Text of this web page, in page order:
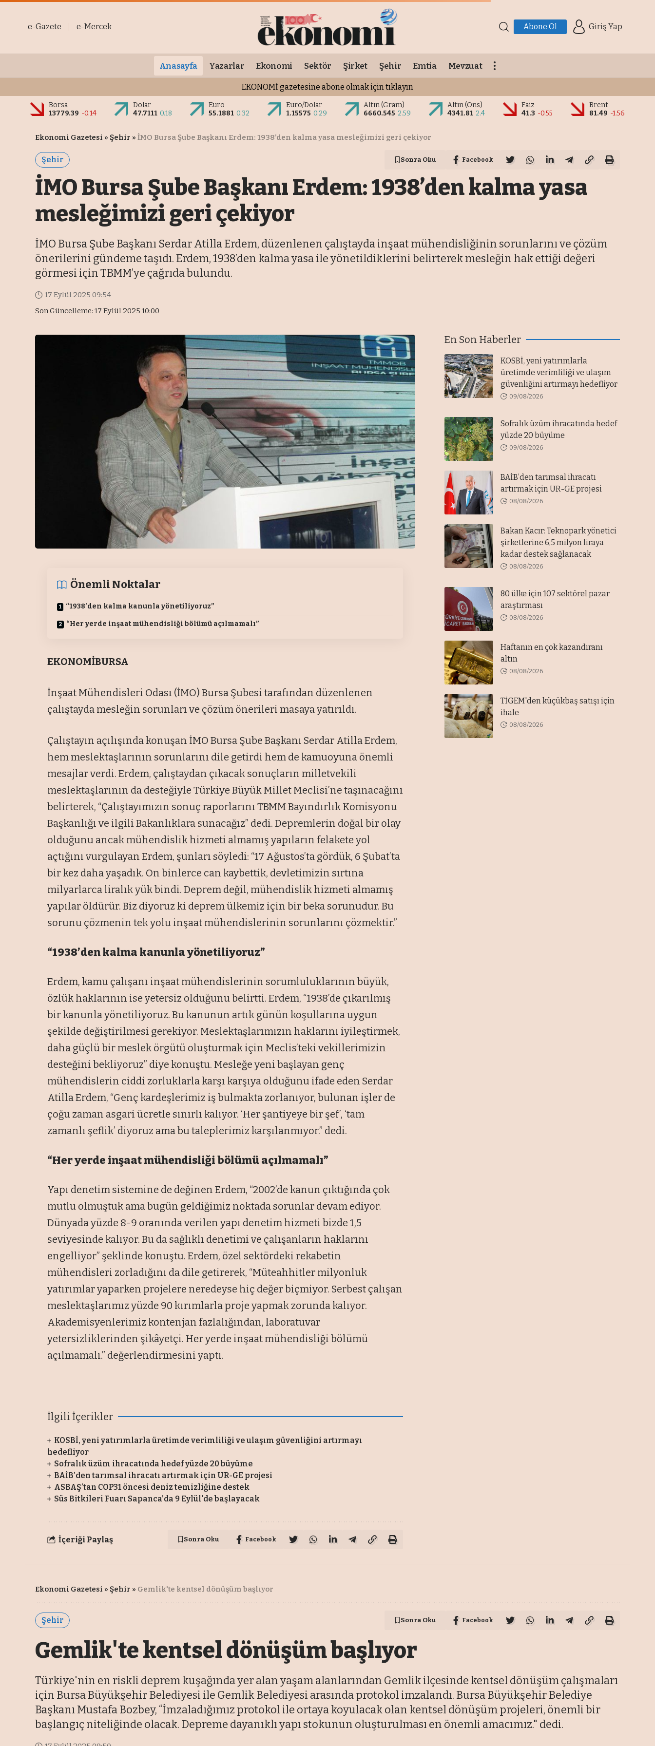
e-Gazete e-Mercek Abone Ol Giriş Yap
Anasayfa Yazarlar Ekonomi Sektör Şirket Şehir Emtia Mevzuat
EKONOMİ gazetesine abone olmak için tıklayın
Borsa
13779.39 -0.14
Dolar
47.7111 0.18
Euro
55.1881 0.32
Euro/Dolar
1.15575 0.29
Altın (Gram)
6660.545 2.59
Altın (Ons)
4341.81 2.4
Faiz
41.3 -0.55
Brent
81.49 -1.56
Ekonomi Gazetesi » Şehir » İMO Bursa Şube Başkanı Erdem: 1938’den kalma yasa mesleğimizi geri çekiyor
Şehir Sonra Oku Facebook
İMO Bursa Şube Başkanı Erdem: 1938’den kalma yasa
mesleğimizi geri çekiyor
İMO Bursa Şube Başkanı Serdar Atilla Erdem, düzenlenen çalıştayda inşaat mühendisliğinin sorunlarını ve çözüm
önerilerini gündeme taşıdı. Erdem, 1938’den kalma yasa ile yönetildiklerini belirterek mesleğin hak ettiği değeri
görmesi için TBMM’ye çağrıda bulundu.
Son Güncelleme: 17 Eylül 2025 10:00
17 Eylül 2025 09:54
Önemli Noktalar
“1938’den kalma kanunla yönetiliyoruz”
“Her yerde inşaat mühendisliği bölümü açılmamalı”
EKONOMİBURSA
İnşaat Mühendisleri Odası (İMO) Bursa Şubesi tarafından düzenlenen
çalıştayda mesleğin sorunları ve çözüm önerileri masaya yatırıldı.
Çalıştayın açılışında konuşan İMO Bursa Şube Başkanı Serdar Atilla Erdem,
hem meslektaşlarının sorunlarını dile getirdi hem de kamuoyuna önemli
mesajlar verdi. Erdem, çalıştaydan çıkacak sonuçların milletvekili
meslektaşlarının da desteğiyle Türkiye Büyük Millet Meclisi’ne taşınacağını
belirterek, “Çalıştayımızın sonuç raporlarını TBMM Bayındırlık Komisyonu
Başkanlığı ve ilgili Bakanlıklara sunacağız” dedi. Depremlerin doğal bir olay
olduğunu ancak mühendislik hizmeti almamış yapıların felakete yol
açtığını vurgulayan Erdem, şunları söyledi: “17 Ağustos’ta gördük, 6 Şubat’ta
bir kez daha yaşadık. On binlerce can kaybettik, devletimizin sırtına
milyarlarca liralık yük bindi. Deprem değil, mühendislik hizmeti almamış
yapılar öldürür. Biz diyoruz ki deprem ülkemiz için bir beka sorunudur. Bu
sorunu çözmenin tek yolu inşaat mühendislerinin sorunlarını çözmektir.”
“1938’den kalma kanunla yönetiliyoruz”
Erdem, kamu çalışanı inşaat mühendislerinin sorumluluklarının büyük,
özlük haklarının ise yetersiz olduğunu belirtti. Erdem, “1938’de çıkarılmış
bir kanunla yönetiliyoruz. Bu kanunun artık günün koşullarına uygun
şekilde değiştirilmesi gerekiyor. Meslektaşlarımızın haklarını iyileştirmek,
daha güçlü bir meslek örgütü oluşturmak için Meclis’teki vekillerimizin
desteğini bekliyoruz” diye konuştu. Mesleğe yeni başlayan genç
mühendislerin ciddi zorluklarla karşı karşıya olduğunu ifade eden Serdar
Atilla Erdem, “Genç kardeşlerimiz iş bulmakta zorlanıyor, bulunan işler de
çoğu zaman asgari ücretle sınırlı kalıyor. ‘Her şantiyeye bir şef’, ‘tam
zamanlı şeflik’ diyoruz ama bu taleplerimiz karşılanmıyor.” dedi.
“Her yerde inşaat mühendisliği bölümü açılmamalı”
Yapı denetim sistemine de değinen Erdem, “2002’de kanun çıktığında çok
mutlu olmuştuk ama bugün geldiğimiz noktada sorunlar devam ediyor.
Dünyada yüzde 8-9 oranında verilen yapı denetim hizmeti bizde 1,5
seviyesinde kalıyor. Bu da sağlıklı denetimi ve çalışanların haklarını
engelliyor” şeklinde konuştu. Erdem, özel sektördeki rekabetin
mühendisleri zorladığını da dile getirerek, “Müteahhitler milyonluk
yatırımlar yaparken projelere neredeyse hiç değer biçmiyor. Serbest çalışan
meslektaşlarımız yüzde 90 kırımlarla proje yapmak zorunda kalıyor.
Akademisyenlerimiz kontenjan fazlalığından, laboratuvar
yetersizliklerinden şikâyetçi. Her yerde inşaat mühendisliği bölümü
açılmamalı.” değerlendirmesini yaptı.
İlgili İçerikler
KOSBİ, yeni yatırımlarla üretimde verimliliği ve ulaşım güvenliğini artırmayı
hedefliyor
Sofralık üzüm ihracatında hedef yüzde 20 büyüme
BAİB’den tarımsal ihracatı artırmak için UR-GE projesi
ASBAŞ’tan COP31 öncesi deniz temizliğine destek
Süs Bitkileri Fuarı Sapanca’da 9 Eylül'de başlayacak
İçeriği Paylaş Sonra Oku Facebook
En Son Haberler
KOSBİ, yeni yatırımlarla
üretimde verimliliği ve ulaşım
güvenliğini artırmayı hedefliyor
09/08/2026
Sofralık üzüm ihracatında hedef
yüzde 20 büyüme
09/08/2026
BAİB’den tarımsal ihracatı
artırmak için UR-GE projesi
08/08/2026
Bakan Kacır: Teknopark yönetici
şirketlerine 6,5 milyon liraya
kadar destek sağlanacak
08/08/2026
80 ülke için 107 sektörel pazar
araştırması
08/08/2026
Haftanın en çok kazandıranı
altın
08/08/2026
TİGEM'den küçükbaş satışı için
ihale
08/08/2026
Ekonomi Gazetesi » Şehir » Gemlik'te kentsel dönüşüm başlıyor
Şehir Sonra Oku Facebook
Gemlik'te kentsel dönüşüm başlıyor
Türkiye'nin en riskli deprem kuşağında yer alan yaşam alanlarından Gemlik ilçesinde kentsel dönüşüm çalışmaları
için Bursa Büyükşehir Belediyesi ile Gemlik Belediyesi arasında protokol imzalandı. Bursa Büyükşehir Belediye
Başkanı Mustafa Bozbey, “İmzaladığımız protokol ile ortaya koyulacak olan kentsel dönüşüm projeleri, önemli bir
başlangıç niteliğinde olacak. Depreme dayanıklı yapı stokunun oluşturulması en önemli amacımız." dedi.